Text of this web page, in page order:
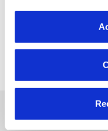
por tanto no se
más información en